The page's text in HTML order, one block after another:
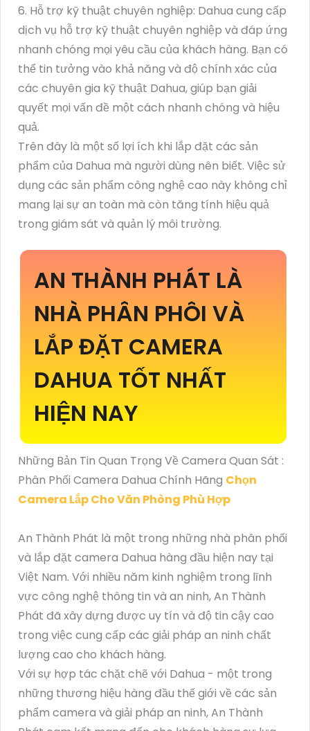
6. Hỗ trợ kỹ thuật chuyên nghiệp: Dahua cung cấp
dịch vụ hỗ trợ kỹ thuật chuyên nghiệp và đáp ứng
nhanh chóng mọi yêu cầu của khách hàng. Bạn có
thể tin tưởng vào khả năng và độ chính xác của
các chuyên gia kỹ thuật Dahua, giúp bạn giải
quyết mọi vấn đề một cách nhanh chóng và hiệu
quả.
Trên đây là một số lợi ích khi lắp đặt các sản
phẩm của Dahua mà người dùng nên biết. Việc sử
dụng các sản phẩm công nghệ cao này không chỉ
mang lại sự an toàn mà còn tăng tính hiệu quả
trong giám sát và quản lý môi trường.
AN THÀNH PHÁT LÀ
NHÀ PHÂN PHÔI VÀ
LẮP ĐẶT CAMERA
DAHUA TỐT NHẤT
HIỆN NAY
Những Bản Tin Quan Trọng Về Camera Quan Sát :
Phân Phối Camera Dahua Chính Hãng Chọn
Camera Lắp Cho Văn Phòng Phù Hợp
An Thành Phát là một trong những nhà phân phối
và lắp đặt camera Dahua hàng đầu hiện nay tại
Việt Nam. Với nhiều năm kinh nghiệm trong lĩnh
vực công nghệ thông tin và an ninh, An Thành
Phát đã xây dựng được uy tín và độ tin cậy cao
trong việc cung cấp các giải pháp an ninh chất
lượng cao cho khách hàng.
Với sự hợp tác chặt chẽ với Dahua - một trong
những thương hiệu hàng đầu thế giới về các sản
phẩm camera và giải pháp an ninh, An Thành